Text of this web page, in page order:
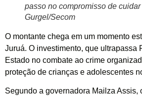
passo no compromisso de
Gurgel/Secom
O montante chega em um momento
Juruá. O investimento, que ultrapassa
Estado no combate ao crime
proteção de crianças e adolescentes
Segundo a governadora Mailza